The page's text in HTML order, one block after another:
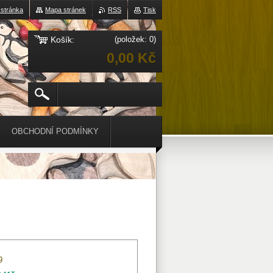
OBCHODNÍ PODMÍNKY
Tisk
RSS
Mapa stránek
Košík: (položek: 0)
0,00 Kč